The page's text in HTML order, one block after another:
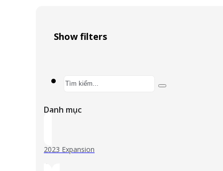
Show filters
Search
Danh mục
2023 Expansion
()